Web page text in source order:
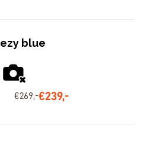
blue
€269,-€239,-